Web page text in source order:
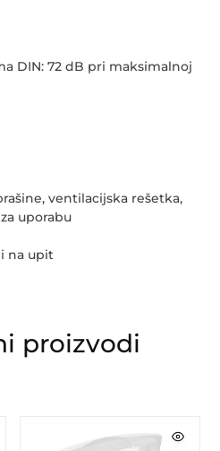
DIN: 72 dB pri maksimalnoj
ventilacijska rešetka,
uporabu
na upit
proizvodi